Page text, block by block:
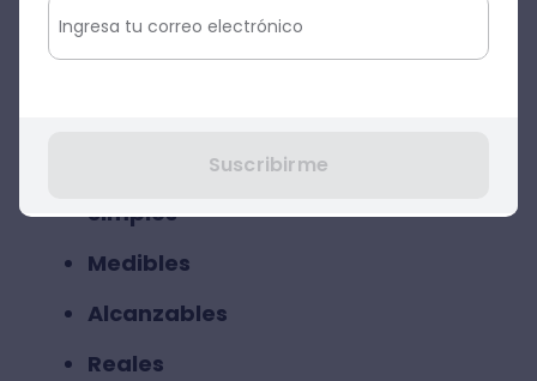
presente que una de las herramientas que
puedes utilizar para el planeamiento de
objetivos deben ser:
Simples
Medibles
Alcanzables
Reales
Suscribirme